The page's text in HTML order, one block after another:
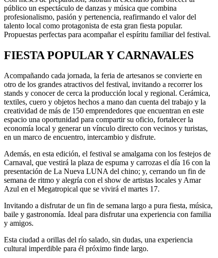
público un espectáculo de danzas y música que combina
profesionalismo, pasión y pertenencia, reafirmando el valor del
talento local como protagonista de esta gran fiesta popular.
Propuestas perfectas para acompañar el espíritu familiar del festival.
FIESTA POPULAR Y CARNAVALES
Acompañando cada jornada, la feria de artesanos se convierte en
otro de los grandes atractivos del festival, invitando a recorrer los
stands y conocer de cerca la producción local y regional. Cerámica,
textiles, cuero y objetos hechos a mano dan cuenta del trabajo y la
creatividad de más de 150 emprendedores que encuentran en este
espacio una oportunidad para compartir su oficio, fortalecer la
economía local y generar un vínculo directo con vecinos y turistas,
en un marco de encuentro, intercambio y disfrute.
Además, en esta edición, el festival se amalgama con los festejos de
Carnaval, que vestirá la plaza de espuma y carrozas el día 16 con la
presentación de La Nueva LUNA del chino; y, cerrando un fin de
semana de ritmo y alegría con el show de artistas locales y Amar
Azul en el Megatropical que se vivirá el martes 17.
Invitando a disfrutar de un fin de semana largo a pura fiesta, música,
baile y gastronomía. Ideal para disfrutar una experiencia con familia
y amigos.
Esta ciudad a orillas del río salado, sin dudas, una experiencia
cultural imperdible para él próximo finde largo.